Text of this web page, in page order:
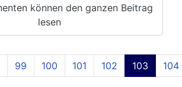
können den ganzen Beitrag
lesen
Seite 103 von 129
99 100 101 102 103 104